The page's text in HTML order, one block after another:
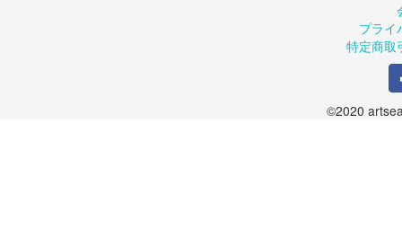
プライ
特定商取
©2020